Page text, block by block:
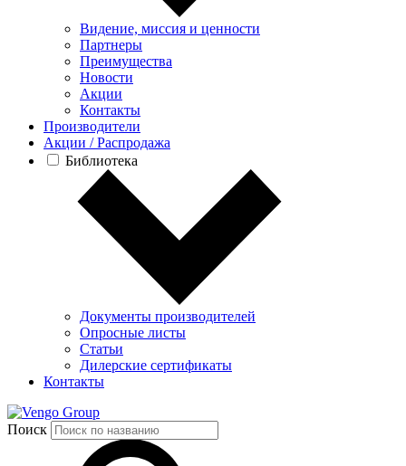
Видение, миссия и ценности
Партнеры
Преимущества
Новости
Акции
Контакты
Производители
Акции / Распродажа
Библиотека
Документы производителей
Опросные листы
Статьи
Дилерские сертификаты
Контакты
Group
Поиск